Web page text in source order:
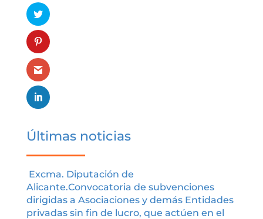
Últimas noticias
Excma. Diputación de
Alicante.Convocatoria de subvenciones
dirigidas a Asociaciones y demás Entidades
privadas sin fin de lucro, que actúen en el